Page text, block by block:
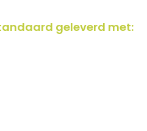
geleverd met: